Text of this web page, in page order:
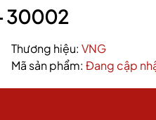
30002
Thương hiệu: VNG
Mã sản phẩm: Đang cập